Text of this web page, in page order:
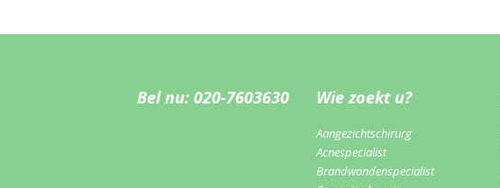
Bel nu: 020-7603630 Wie zoekt u?
Aangezichtschirurg
Acnespecialist
Brandwondenspecialist